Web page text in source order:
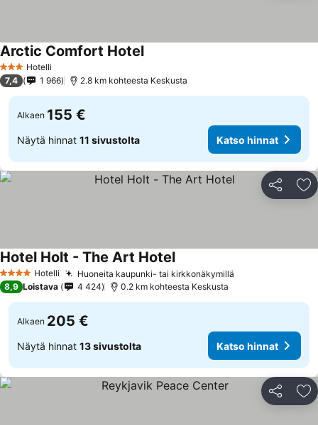
3 Tähtiluokitus
Hotelli
Arctic Comfort Hotel
7,4 1 966 2.8 km kohteesta Keskusta
Alkaen 155 €
Näytä hinnat 11 sivustolta Katso hinnat
Jaa
4 Tähtiluokitus
Hotelli Huoneita kaupunki- tai kirkkonäkymillä
Hotel Holt - The Art Hotel
8,9 Loistava 4 424 0.2 km kohteesta Keskusta
Alkaen 205 €
Näytä hinnat 13 sivustolta Katso hinnat
Jaa